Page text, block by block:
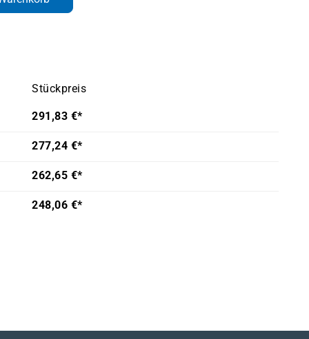
Stückpreis
291,83 €*
277,24 €*
262,65 €*
248,06 €*